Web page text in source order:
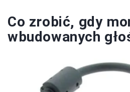
Co zrobić, gdy
wbudowanych